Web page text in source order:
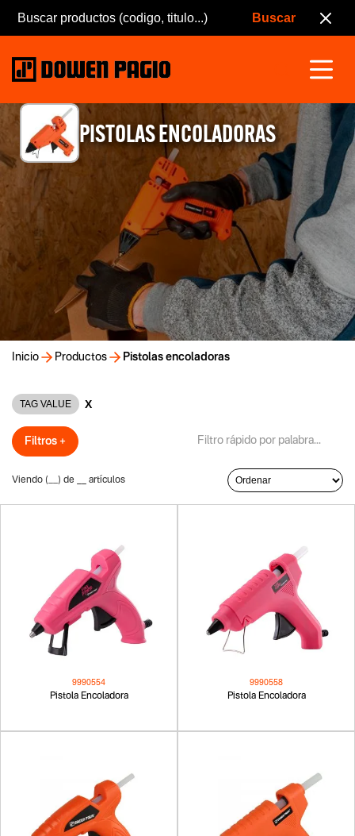
Inicio Productos Pistolas encoladoras
PISTOLAS ENCOLADORAS
TAG VALUE X
Filtros +
Viendo ( ) de artículos
Pistola Encoladora
9990554
Pistola Encoladora
9990558